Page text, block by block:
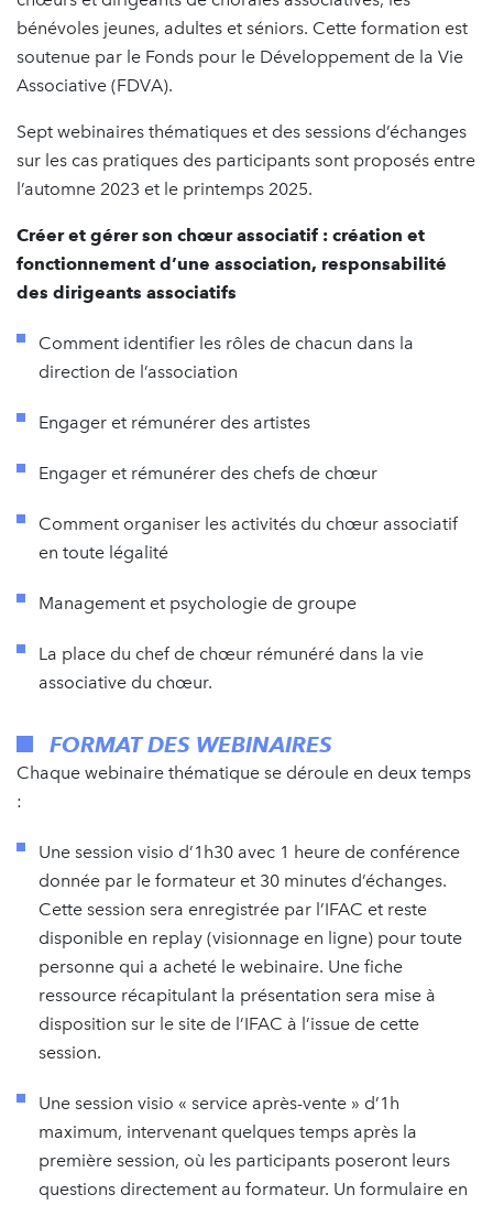
bénévoles jeunes, adultes et séniors. Cette formation est
soutenue par le Fonds pour le Développement de la Vie
Associative (FDVA).
Sept webinaires thématiques et des sessions d’échanges
sur les cas pratiques des participants sont proposés entre
l’automne 2023 et le printemps 2025.
Créer et gérer son chœur associatif : création et
fonctionnement d’une association, responsabilité
des dirigeants associatifs
Comment identifier les rôles de chacun dans la
direction de l’association
Engager et rémunérer des artistes
Engager et rémunérer des chefs de chœur
Comment organiser les activités du chœur associatif
en toute légalité
Management et psychologie de groupe
La place du chef de chœur rémunéré dans la vie
associative du chœur.
FORMAT DES WEBINAIRES
Chaque webinaire thématique se déroule en deux temps
:
Une session visio d’1h30 avec 1 heure de conférence
donnée par le formateur et 30 minutes d’échanges.
Cette session sera enregistrée par l’IFAC et reste
disponible en replay (visionnage en ligne) pour toute
personne qui a acheté le webinaire. Une fiche
ressource récapitulant la présentation sera mise à
disposition sur le site de l’IFAC à l’issue de cette
session.
Une session visio « service après-vente » d’1h
maximum, intervenant quelques temps après la
première session, où les participants poseront leurs
questions directement au formateur. Un formulaire en